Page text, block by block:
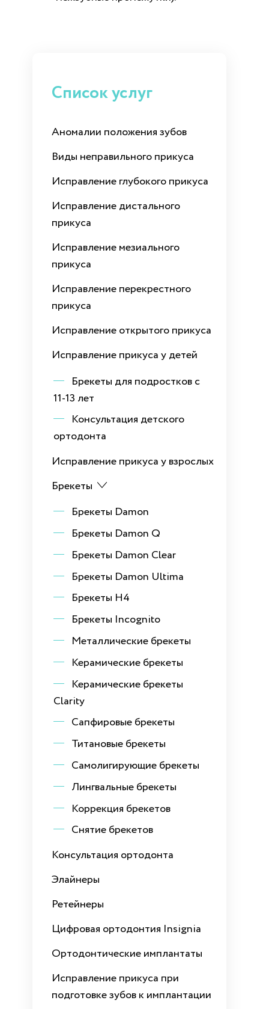
Список услуг
Аномалии положения зубов
Виды неправильного прикуса
Исправление глубокого прикуса
Исправление дистального
прикуса
Исправление мезиального
прикуса
Исправление перекрестного
прикуса
Исправление открытого прикуса
Исправление прикуса у детей
Брекеты для подростков с
11-13 лет
Консультация детского
ортодонта
Исправление прикуса у взрослых
Брекеты
Брекеты Damon
Брекеты Damon Q
Брекеты Damon Clear
Брекеты Damon Ultima
Брекеты H4
Брекеты Incognito
Металлические брекеты
Керамические брекеты
Керамические брекеты
Clarity
Сапфировые брекеты
Титановые брекеты
Самолигирующие брекеты
Лингвальные брекеты
Коррекция брекетов
Снятие брекетов
Консультация ортодонта
Элайнеры
Ретейнеры
Цифровая ортодонтия Insignia
Ортодонтические имплантаты
Исправление прикуса при
подготовке зубов к имплантации